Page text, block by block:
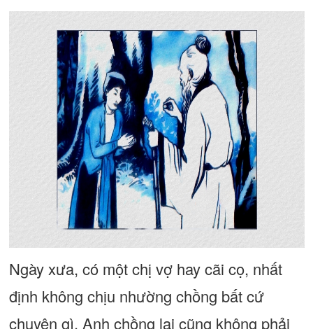
Ngày xưa, có một chị vợ hay cãi cọ, nhất
định không chịu nhường chồng bất cứ
chuyện gì. Anh chồng lại cũng không phải